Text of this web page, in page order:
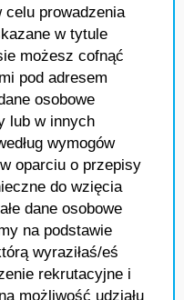
celu prowadzenia
w tytule
możesz cofnąć
pod adresem
osobowe
lub w innych
wymogów
oparciu o przepisy
do wzięcia
dane osobowe
na podstawie
wyraziłaś/eś
rekrutacyjne i
możliwość udziału